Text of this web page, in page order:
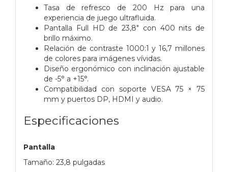
Tasa de refresco de 200 Hz para una
experiencia de juego ultrafluida.
Pantalla Full HD de 23,8" con 400 nits de
brillo máximo.
Relación de contraste 1000:1 y 16,7 millones
de colores para imágenes vívidas.
Diseño ergonómico con inclinación ajustable
de -5° a +15°.
Compatibilidad con soporte VESA 75 × 75
mm y puertos DP, HDMI y audio.
Especificaciones
Pantalla
Tamaño: 23,8 pulgadas